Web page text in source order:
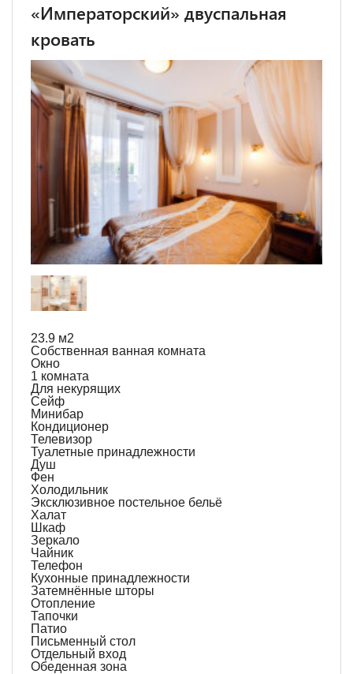
«Императорский» двуспальная
кровать
23.9 м2
Собственная ванная комната
Окно
1 комната
Для некурящих
Сейф
Минибар
Кондиционер
Телевизор
Туалетные принадлежности
Душ
Фен
Холодильник
Эксклюзивное постельное бельё
Халат
Шкаф
Зеркало
Чайник
Телефон
Кухонные принадлежности
Затемнённые шторы
Отопление
Тапочки
Патио
Письменный стол
Отдельный вход
Обеденная зона